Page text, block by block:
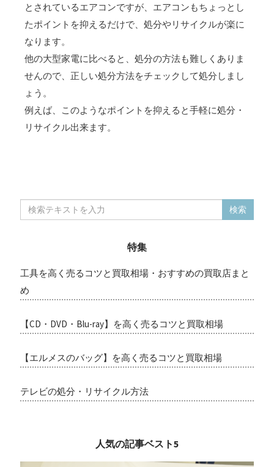
とされているエアコンですが、エアコンもちょっとし
たポイントを抑えるだけで、処分やリサイクルが楽に
なります。
他の大型家電に比べると、処分の方法も難しくありま
せんので、正しい処分方法をチェックして処分しまし
ょう。
例えば、このようなポイントを抑えると手軽に処分・
リサイクル出来ます。
特集
工具を高く売るコツと買取相場・おすすめの買取店まと
め
【CD・DVD・Blu-ray】を高く売るコツと買取相場
【エルメスのバッグ】を高く売るコツと買取相場
テレビの処分・リサイクル方法
人気の記事ベスト5